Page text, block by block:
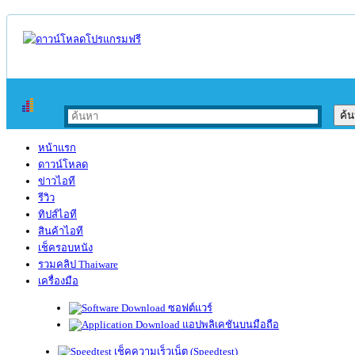
หน้าแรก
ดาวน์โหลด
ข่าวไอที
รีวิว
ทิปส์ไอที
สินค้าไอที
เช็ครอบหนัง
รวมคลิป Thaiware
เครื่องมือ
ซอฟต์แวร์
แอปพลิเคชันบนมือถือ
เช็คความเร็วเน็ต (Speedtest)